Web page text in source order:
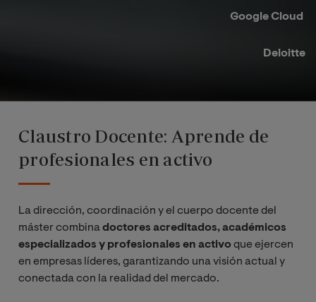
Google Cloud ​
Deloitte​
Claustro Docente: Aprende de
profesionales en activo
La dirección, coordinación y el cuerpo docente del
máster combinadoctores acreditados, académicos
especializados y profesionales en activo que ejercen
en empresas líderes, garantizando una visión actual y
conectada con la realidad del mercado.